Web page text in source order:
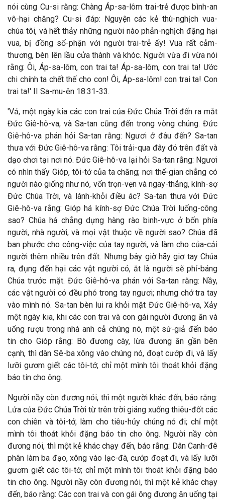
nói cùng Cu-si rằng: Chàng Áp-sa-lôm trai-trẻ được bình-an
vô-hại chăng? Cu-si đáp: Nguyện các kẻ thù-nghịch vua-
chúa tôi, và hết thảy những người nào phản-nghịch đặng hại
vua, bị đồng số-phận với người trai-trẻ ấy! Vua rất cảm-
thương, bèn lên lầu cửa thành và khóc. Người vừa đi vừa nói
rằng: Ôi, Áp-sa-lôm, con trai ta! Áp-sa-lôm, con trai ta! Ước
chi chính ta chết thế cho con! Ôi, Áp-sa-lôm! con trai ta! Con
trai ta!' II Sa-mu-ên 18:31-33.
'Vả, một ngày kia các con trai của Đức Chúa Trời đến ra mắt
Đức Giê-hô-va, và Sa-tan cũng đến trong vòng chúng. Đức
Giê-hô-va phán hỏi Sa-tan rằng: Ngươi ở đâu đến? Sa-tan
thưa với Đức Giê-hô-va rằng: Tôi trải-qua đây đó trên đất và
dạo chơi tại nơi nó. Đức Giê-hô-va lại hỏi Sa-tan rằng: Ngươi
có nhìn thấy Gióp, tôi-tớ của ta chăng; nơi thế-gian chẳng có
người nào giống như nó, vốn trọn-vẹn và ngay-thẳng, kính-sợ
Đức Chúa Trời, và lánh-khỏi điều ác? Sa-tan thưa với Đức
Giê-hô-va rằng: Gióp há kính-sợ Đức Chúa Trời luống-công
sao? Chúa há chẳng dựng hàng rào binh-vực ở bốn phía
người, nhà người, và mọi vật thuộc về người sao? Chúa đã
ban phước cho công-việc của tay người, và làm cho của-cải
người thêm nhiều trên đất. Nhưng bây giờ hãy giơ tay Chúa
ra, đụng đến hại các vật người có, ắt là người sẽ phỉ-báng
Chúa trước mặt. Đức Giê-hô-va phán với Sa-tan rằng: Nầy,
các vật người có đều phó trong tay ngươi; nhưng chớ tra tay
vào mình nó. Sa-tan bèn lui ra khỏi mặt Đức Giê-hô-va, Xảy
một ngày kia, khi các con trai và con gái người đương ăn và
uống rượu trong nhà anh cả chúng nó, một sứ-giả đến báo
tin cho Gióp rằng: Bò đương cày, lừa đương ăn gần bên
cạnh, thì dân Sê-ba xông vào chúng nó, đoạt cướp đi, và lấy
lưỡi gươm giết các tôi-tớ; chỉ một mình tôi thoát khỏi đặng
báo tin cho ông.
Người nầy còn đương nói, thì một người khác đến, báo rằng:
Lửa của Đức Chúa Trời từ trên trời giáng xuống thiêu-đốt các
con chiên và tôi-tớ, làm cho tiêu-hủy chúng nó đi; chỉ một
mình tôi thoát khỏi đặng báo tin cho ông. Người nầy còn
đương nói, thì một kẻ khác chạy đến, báo rằng: Dân Canh-đê
phân làm ba đạo, xông vào lạc-đà, cướp đoạt đi, và lấy lưỡi
gươm giết các tôi-tớ; chỉ một mình tôi thoát khỏi đặng báo
tin cho ông. Người nầy còn đương nói, thì một kẻ khác chạy
đến, báo rằng: Các con trai và con gái ông đương ăn uống tại